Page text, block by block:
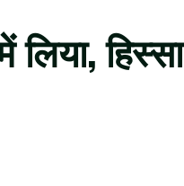
लिया, हिस्सा